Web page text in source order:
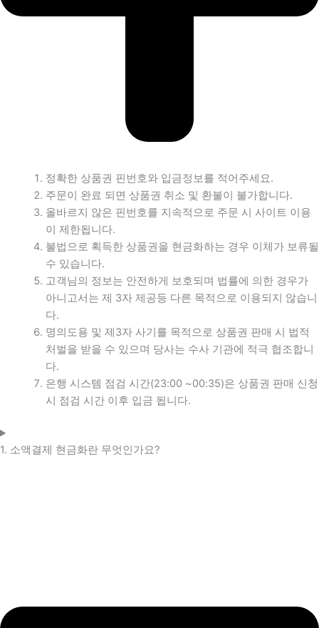
정확한 상품권 핀번호와 입금정보를 적어주세요.
주문이 완료 되면 상품권 취소 및 환불이 불가합니다.
올바르지 않은 핀번호를 지속적으로 주문 시 사이트 이용
이 제한됩니다.
불법으로 획득한 상품권을 현금화하는 경우 이체가 보류될
수 있습니다.
고객님의 정보는 안전하게 보호되며 법률에 의한 경우가
아니고서는 제 3자 제공등 다른 목적으로 이용되지 않습니
다.
명의도용 및 제3자 사기를 목적으로 상품권 판매 시 법적
처벌을 받을 수 있으며 당사는 수사 기관에 적극 협조합니
다.
은행 시스템 점검 시간(23:00 ~00:35)은 상품권 판매 신청
시 점검 시간 이후 입금 됩니다.
1. 소액결제 현금화란 무엇인가요?